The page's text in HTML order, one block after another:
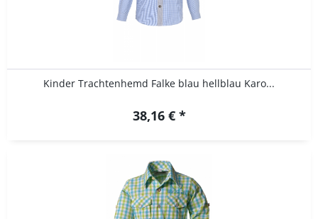
Kinder Trachtenhemd Falke blau hellblau Karo...
38,16 € *